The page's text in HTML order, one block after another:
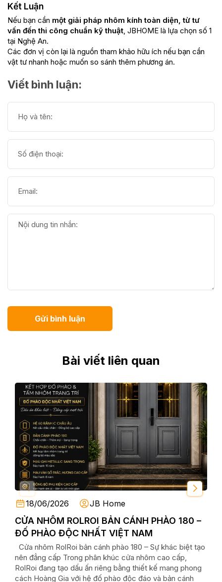
Kết Luận
Nếu bạn cần một giải pháp nhôm kính toàn diện, từ tư
vấn đến thi công chuẩn kỹ thuật, JBHOME là lựa chọn số 1
tại Nghệ An.
Các đơn vị còn lại là nguồn tham khảo hữu ích nếu bạn cần
vật tư nhanh hoặc muốn so sánh thêm phương án.
Viết bình luận:
Gửi bình luận
Bài viết liên quan
18/06/2026 JB Home
CỬA NHÔM ROLROI BẢN CÁNH PHÀO 180 –
ĐỐ PHÀO ĐỘC NHẤT VIỆT NAM
Cửa nhôm RolRoi bản cánh phào 180 – Sự khác biệt tạo
nên đẳng cấp Trong phân khúc cửa nhôm cao cấp,
RolRoi đang tạo dấu ấn riêng bằng thiết kế mang phong
cách Hoàng Gia với hệ đố phào độc đáo và bản cánh